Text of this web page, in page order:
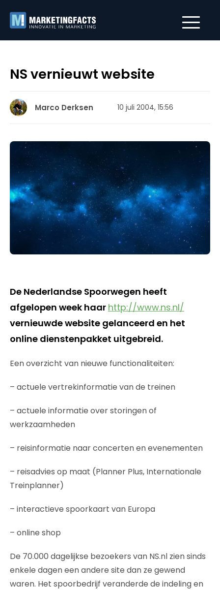
NS vernieuwt website
Marco Derksen 10 juli 2004, 15:56
De Nederlandse Spoorwegen heeft
afgelopen week haar http://www.ns.nl/
vernieuwde website gelanceerd en het
online dienstenpakket uitgebreid.
Een overzicht van nieuwe functionaliteiten:
– actuele vertrekinformatie van de treinen
– actuele informatie over storingen of
werkzaamheden
– reisinformatie naar concerten en evenementen
– reisadvies op maat (Planner Plus, Internationale
Treinplanner)
– interactieve spoorkaart van Europa
– online shop
De 70.000 dagelijkse bezoekers van NS.nl zien sinds
enkele dagen een andere site dan ze gewend
waren. Het spoorbedrijf veranderde de indeling en